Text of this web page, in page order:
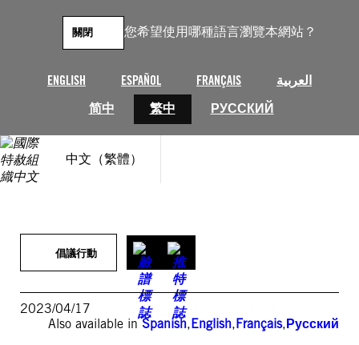
您希望使用哪種語言瀏覽本網站？
ENGLISH ESPAÑOL FRANÇAIS
العربية
简中
繁中 РУССКИЙ
關閉
中文（繁體）
倡議行動
2023/04/17
Also available inSpanish,English,Français,Русский